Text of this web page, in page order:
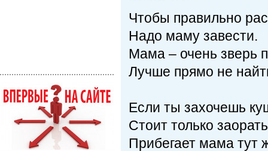
Чтобы правильно
Надо маму завести.
Мама – очень зверь
Лучше прямо не
Если ты захочешь
Стоит только
Прибегает мама тут